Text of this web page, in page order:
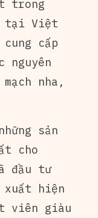
trong
tại Việt
cấp
nguyên
nha,
sản
cho
đầu tư
xuất hiện
viên giàu